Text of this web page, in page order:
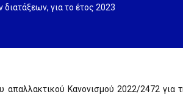
διατάξεων, για το έτος 2023
Κανονισμού 2022/2472 για